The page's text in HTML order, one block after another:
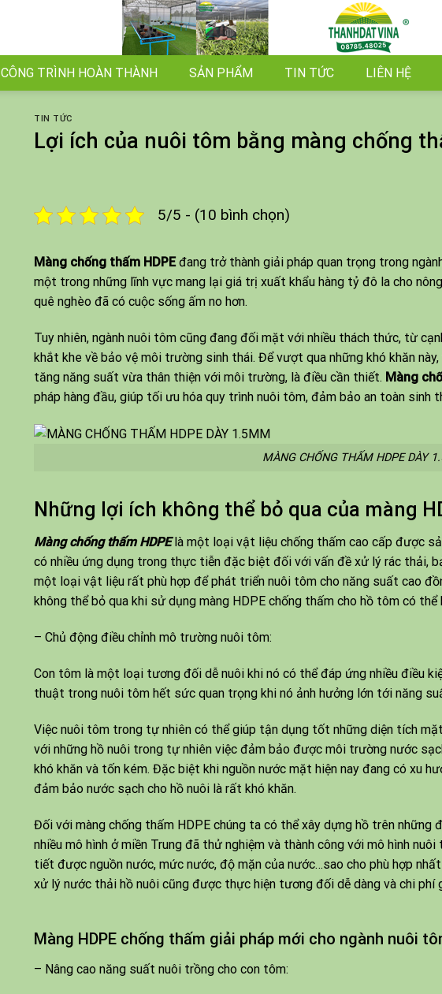
CÔNG TRÌNH HOÀN THÀNH SẢN PHẨM TIN TỨC LIÊN HỆ
TIN TỨC
Lợi ích của nuôi tôm bằng màng chống
5/5 - (10 bình chọn)
Màng chống thấm HDPE đang trở thành giải pháp quan trọng trong
một trong những lĩnh vực mang lại giá trị xuất khẩu hàng tỷ đô la cho
quê nghèo đã có cuộc sống ấm no hơn.
Tuy nhiên, ngành nuôi tôm cũng đang đối mặt với nhiều thách thức, từ
khắt khe về bảo vệ môi trường sinh thái. Để vượt qua những khó khăn
tăng năng suất vừa thân thiện với môi trường, là điều cần thiết. Màng
pháp hàng đầu, giúp tối ưu hóa quy trình nuôi tôm, đảm bảo an toàn sinh
MÀNG CHỐNG THẤM HDPE DÀY
Những lợi ích không thể bỏ qua của màng
Màng chống thấm HDPElà một loại vật liệu chống thấm cao cấp được
có nhiều ứng dụng trong thực tiễn đặc biệt đối với vấn đề xử lý rác thải,
một loại vật liệu rất phù hợp để phát triển nuôi tôm cho năng suất cao
không thể bỏ qua khi sử dụng màng HDPE chống thấm cho hồ tôm có thể
– Chủ động điều chỉnh mô trường nuôi tôm:
Con tôm là một loại tương đối dễ nuôi khi nó có thể đáp ứng nhiều điều
thuật trong nuôi tôm hết sức quan trọng khi nó ảnh hưởng lớn tới năng
Việc nuôi tôm trong tự nhiên có thể giúp tận dụng tốt những diện tích
với những hồ nuôi trong tự nhiên việc đảm bảo được môi trường nước
khó khăn và tốn kém. Đặc biệt khi nguồn nước mặt hiện nay đang có xu
đảm bảo nước sạch cho hồ nuôi là rất khó khăn.
Đối với màng chống thấm HDPE chúng ta có thể xây dựng hồ trên
nhiều mô hình ở miền Trung đã thử nghiệm và thành công với mô hình
tiết được nguồn nước, mức nước, độ mặn của nước…sao cho phù hợp
xử lý nước thải hồ nuôi cũng được thực hiện tương đối dễ dàng và chi phí
Màng HDPE chống thấm giải pháp mới cho ngành nuôi
– Nâng cao năng suất nuôi trồng cho con tôm: